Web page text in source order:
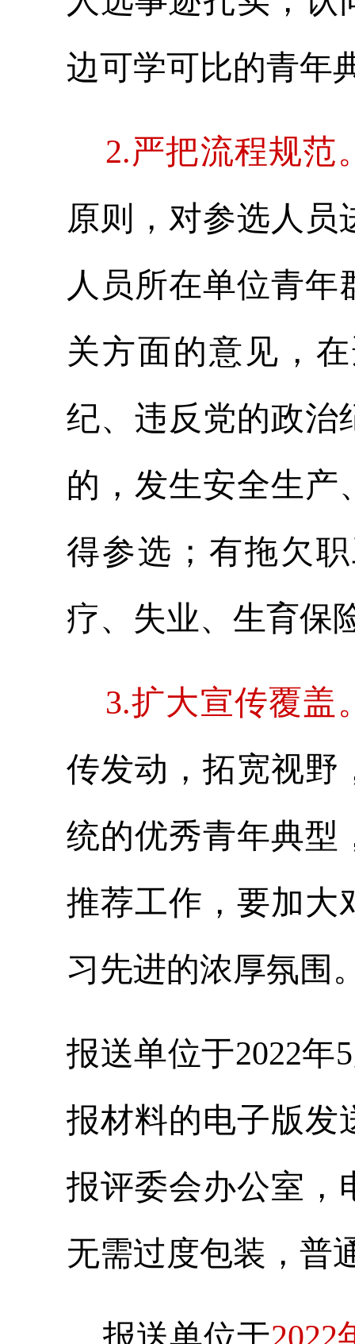
边可学可比的青年
2.严把流程规范
原则，对参选人
人员所在单位青
关方面的意见，
纪、违反党的政治
的，发生安全生产
得参选；有拖欠
疗、失业、生育保
3.扩大宣传覆盖
传发动，拓宽视野
统的优秀青年典型
推荐工作，要加大
习先进的浓厚氛围
报送单位于2022年
报材料的电子版发
报评委会办公室，
无需过度包装，普